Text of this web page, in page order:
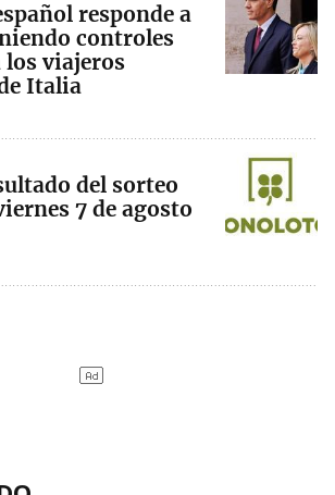
responde a
controles
viajeros
Italia
del sorteo
7 de agosto